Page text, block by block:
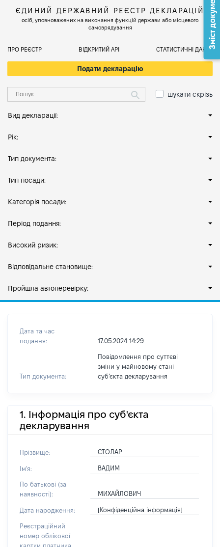
ЄДИНИЙ ДЕРЖАВНИЙ РЕЄСТР ДЕКЛАРАЦІЙ
осіб, уповноважених на виконання функцій держави або місцевого
самоврядування
ПРО РЕЄСТР ВІДКРИТИЙ АРІ СТАТИСТИЧНІ ДАНІ
Подати декларацію
шукати скрізь
Вид декларації:
Рік:
Тип документа:
Тип посади:
Категорія посади:
Період подання:
Високий ризик:
Відповідальне становище:
Пройшла автоперевірку:
Дата та час
подання:
17.05.2024 14:29
Тип документа:
Повідомлення про суттєві
зміни у майновому стані
субʼєкта декларування
1. Інформація про суб'єкта
декларування
Прізвище: СТОЛАР
Ім'я: ВАДИМ
По батькові (за
наявності):
МИХАЙЛОВИЧ
Дата народження: [Конфіденційна інформація]
Реєстраційний
номер облікової
картки платника
Зміст документа